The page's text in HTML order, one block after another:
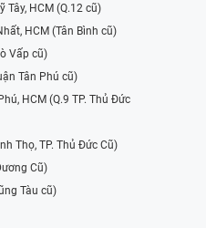
Tây, HCM (Q.12 cũ)
HCM (Tân Bình cũ)
Vấp cũ)
Tân Phú cũ)
HCM (Q.9 TP. Thủ Đức
Thọ, TP. Thủ Đức Cũ)
Cũ)
Tàu cũ)